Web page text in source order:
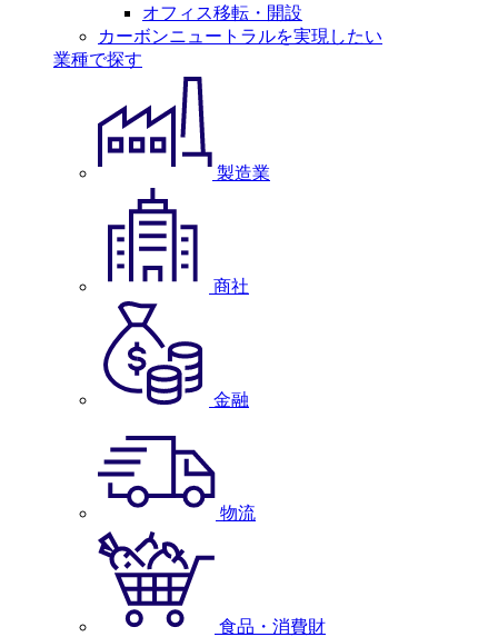
オフィス移転・開設
カーボンニュートラルを実現したい
業種で探す
製造業
商社
金融
物流
食品・消費財